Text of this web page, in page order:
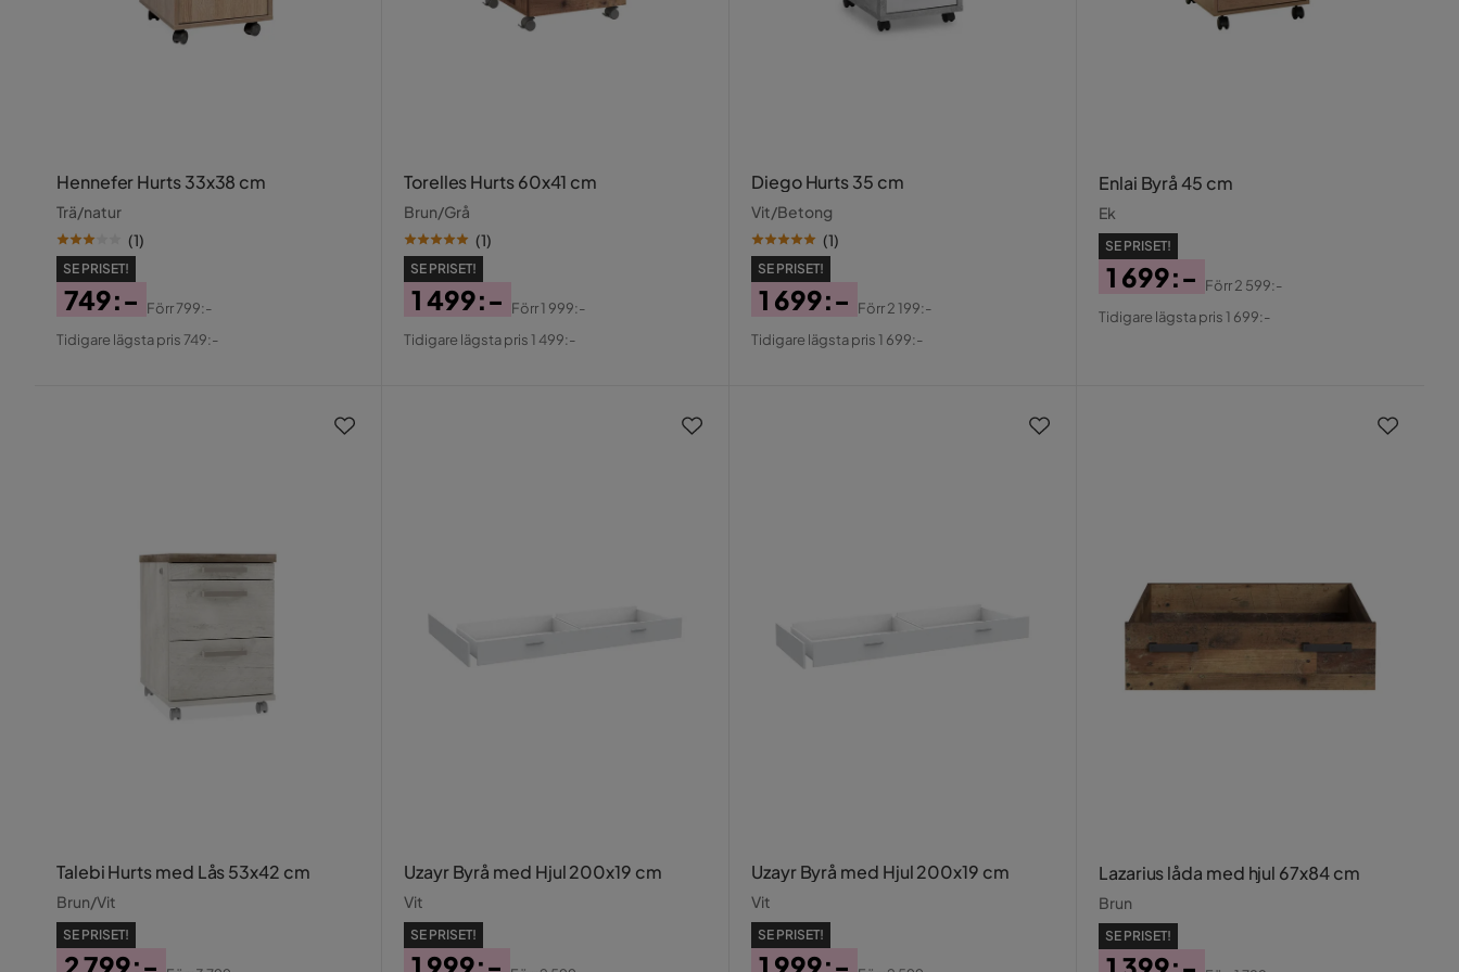
Hennefer Hurts 33x38 cm
Trä/natur
(1)
SE PRISET!
Pris
749:-
Original
Förr799:-
Tidigare lägsta pris 749:-
Torelles Hurts 60x41 cm
Brun/Grå
(1)
SE PRISET!
Pris
1 499:-
Original
Förr1 999:-
Tidigare lägsta pris 1 499:-
Diego Hurts 35 cm
Vit/Betong
(1)
SE PRISET!
Pris
1 699:-
Original
Förr2 199:-
Tidigare lägsta pris 1 699:-
Enlai Byrå 45 cm
Ek
SE PRISET!
Pris
1 699:-
Original
Förr2 599:-
Tidigare lägsta pris 1 699:-
Talebi Hurts med Lås 53x42 cm
Brun/Vit
SE PRISET!
2 799:-
Uzayr Byrå med Hjul 200x19 cm
Vit
SE PRISET!
1 999:-
Uzayr Byrå med Hjul 200x19 cm
Vit
SE PRISET!
1 999:-
Lazarius låda med hjul 67x84 cm
Brun
SE PRISET!